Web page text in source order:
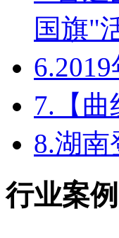
国旗"
6.
7. 【
8.湖南
行业案例